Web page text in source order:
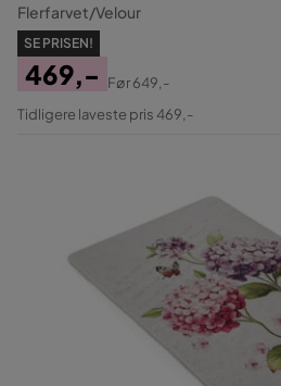
Flerfarvet/Velour
SE PRISEN!
Pris
469,-
Original
Før649,-
Tidligere laveste pris 469,-